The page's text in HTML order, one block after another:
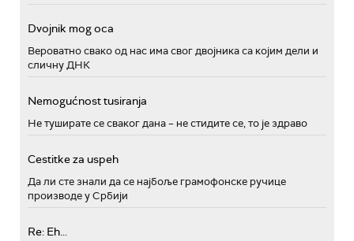
Dvojnik mog oca
Вероватно свако од нас има свог двојника са којим дели и
сличну ДНК
Nemogućnost tusiranja
Не туширате се сваког дана – не стидите се, то је здраво
Cestitke za uspeh
Да ли сте знали да се најбоље грамофонске ручице
производе у Србији
Re: Eh...